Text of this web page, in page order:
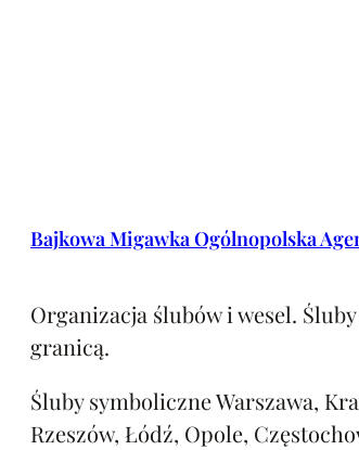
Bajkowa Migawka Ogólnopolska
Organizacja ślubów i wesel.
granicą.
Śluby symboliczne Warszawa,
Rzeszów, Łódź, Opole,